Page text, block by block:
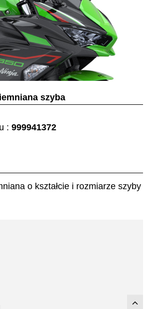
o kształcie i rozmiarze szyby
szyba
: 999941372